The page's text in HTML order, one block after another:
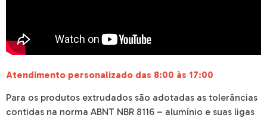
Atendimento personalizado das 8:00 às 17:00
Para os produtos extrudados são adotadas as tolerâncias
contidas na norma ABNT NBR 8116 – alumínio e suas ligas